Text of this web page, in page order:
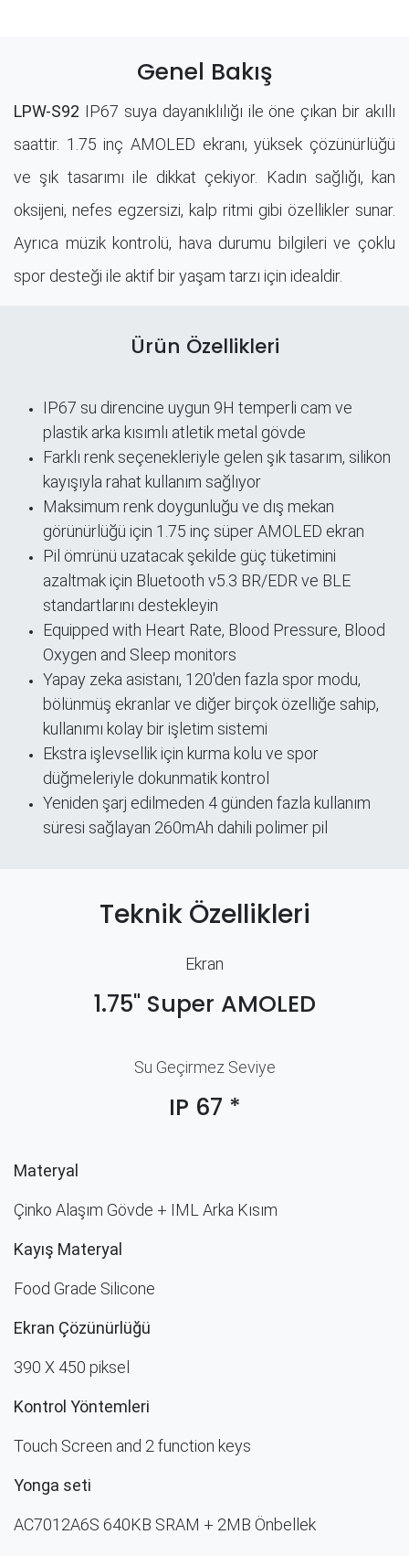
Genel Bakış
LPW-S92 IP67 suya dayanıklılığı ile öne çıkan bir akıllı
saattir. 1.75 inç AMOLED ekranı, yüksek çözünürlüğü
ve şık tasarımı ile dikkat çekiyor. Kadın sağlığı, kan
oksijeni, nefes egzersizi, kalp ritmi gibi özellikler sunar.
Ayrıca müzik kontrolü, hava durumu bilgileri ve çoklu
spor desteği ile aktif bir yaşam tarzı için idealdir.
Ürün Özellikleri
IP67 su direncine uygun 9H temperli cam ve
plastik arka kısımlı atletik metal gövde
Farklı renk seçenekleriyle gelen şık tasarım, silikon
kayışıyla rahat kullanım sağlıyor
Maksimum renk doygunluğu ve dış mekan
görünürlüğü için 1.75 inç süper AMOLED ekran
Pil ömrünü uzatacak şekilde güç tüketimini
azaltmak için Bluetooth v5.3 BR/EDR ve BLE
standartlarını destekleyin
Equipped with Heart Rate, Blood Pressure, Blood
Oxygen and Sleep monitors
Yapay zeka asistanı, 120'den fazla spor modu,
bölünmüş ekranlar ve diğer birçok özelliğe sahip,
kullanımı kolay bir işletim sistemi
Ekstra işlevsellik için kurma kolu ve spor
düğmeleriyle dokunmatik kontrol
Yeniden şarj edilmeden 4 günden fazla kullanım
süresi sağlayan 260mAh dahili polimer pil
Teknik Özellikleri
Ekran
1.75" Super AMOLED
Su Geçirmez Seviye
IP 67 *
Materyal
Çinko Alaşım Gövde + IML Arka Kısım
Kayış Materyal
Food Grade Silicone
Ekran Çözünürlüğü​
390 X 450 piksel
Kontrol Yöntemleri​
Touch Screen and 2 function keys
Yonga seti
AC7012A6S 640KB SRAM + 2MB Önbellek